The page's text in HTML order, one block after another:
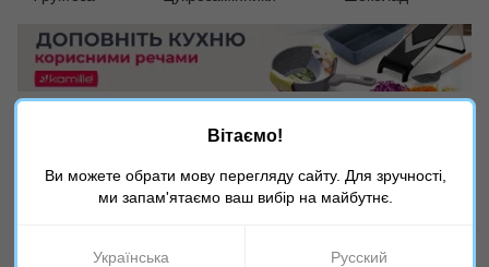
За популярністю
Вітаємо!
Ви можете обрати мову перегляду сайту. Для зручності,
ми запам'ятаємо ваш вибір на майбутнє.
Українська Русский